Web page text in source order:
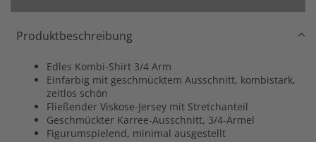
Produktbeschreibung
Edles Kombi-Shirt 3/4 Arm
Einfarbig mit geschmücktem Ausschnitt, kombistark,
zeitlos schön
Fließender Viskose-Jersey mit Stretchanteil
Geschmückter Karree-Ausschnitt, 3/4-Ärmel
Figurumspielend, minimal ausgestellt